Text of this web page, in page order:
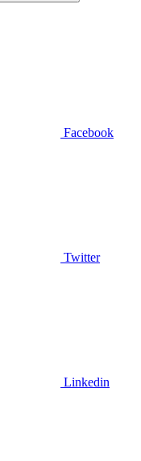
Facebook
Twitter
Linkedin